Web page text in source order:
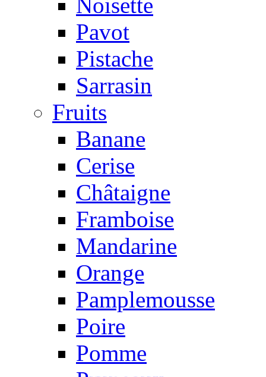
Pavot
Pistache
Sarrasin
Fruits
Banane
Cerise
Châtaigne
Framboise
Mandarine
Orange
Pamplemousse
Poire
Pomme